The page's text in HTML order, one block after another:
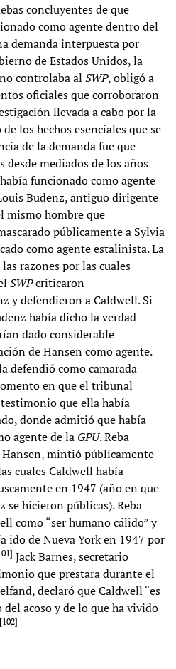
concluyentes de que
como agente dentro del
demanda interpuesta por
de Estados Unidos, la
controlaba al SWP, obligó a
oficiales que corroboraron
llevada a cabo por la
los hechos esenciales que se
de la demanda fue que
desde mediados de los años
funcionado como agente
Budenz, antiguo dirigente
mismo hombre que
públicamente a Sylvia
como agente estalinista. La
razones por las cuales
SWPcriticaron
y defendieron a Caldwell. Si
había dicho la verdad
dado considerable
de Hansen como agente.
defendió como camarada
en que el tribunal
que ella había
donde admitió que había
agente de la GPU. Reba
Hansen, mintió públicamente
cuales Caldwell había
en 1947 (año en que
se hicieron públicas). Reba
como “ser humano cálido” y
ido de Nueva York en 1947 por
] Jack Barnes, secretario
que prestara durante el
declaró que Caldwell “es
acoso y de lo que ha vivido
[102]